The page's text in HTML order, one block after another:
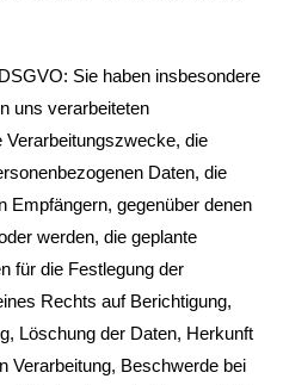
Sie haben insbesondere
uns verarbeiteten
Verarbeitungszwecke, die
Daten, die
Empfängern, gegenüber denen
werden, die geplante
für die Festlegung der
Rechts auf Berichtigung,
Löschung der Daten, Herkunft
Verarbeitung, Beschwerde bei